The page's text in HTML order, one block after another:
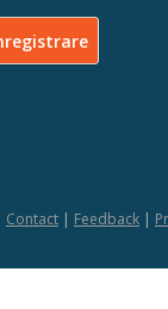
Contact | Feedback |